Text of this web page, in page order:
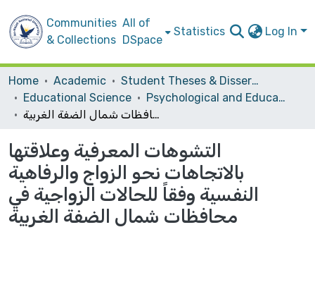
Communities
& Collections
All of
DSpace
Statistics Log In
Home Academic
Student Theses & Dissertations
Educational Science
Psychological and Educational Counsling
التشوهات المعرفية وعلاقتها بالاتجاهات نحو الزواج والرفاهية النفسية وفقاً للحالات الزواجية في محافظات شمال الضفة الغربية
التشوهات المعرفية وعلاقتها
بالاتجاهات نحو الزواج والرفاهية
النفسية وفقاً للحالات الزواجية في
محافظات شمال الضفة الغربية